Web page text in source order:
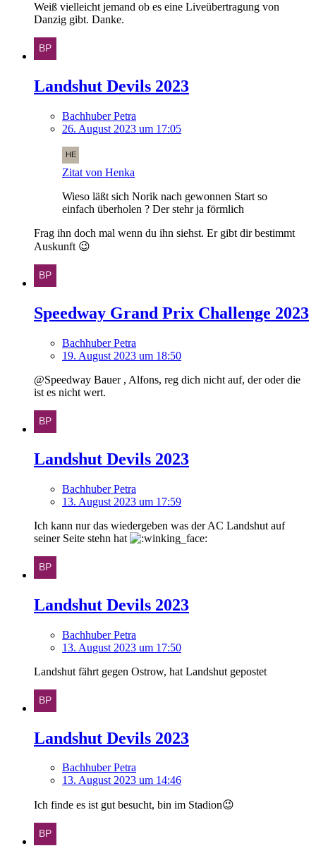
Weiß vielleicht jemand ob es eine Liveübertragung von
Danzig gibt. Danke.
Landshut Devils 2023
Bachhuber Petra
26. August 2023 um 17:05
Zitat von Henka
Wieso läßt sich Norik nach gewonnen Start so
einfach überholen ? Der stehr ja förmlich
Frag ihn doch mal wenn du ihn siehst. Er gibt dir bestimmt
Auskunft 😉
Speedway Grand Prix Challenge 2023
Bachhuber Petra
19. August 2023 um 18:50
@Speedway Bauer , Alfons, reg dich nicht auf, der oder die
ist es nicht wert.
Landshut Devils 2023
Bachhuber Petra
13. August 2023 um 17:59
Ich kann nur das wiedergeben was der AC Landshut auf
seiner Seite stehn hat
Landshut Devils 2023
Bachhuber Petra
13. August 2023 um 17:50
Landshut fährt gegen Ostrow, hat Landshut gepostet
Landshut Devils 2023
Bachhuber Petra
13. August 2023 um 14:46
Ich finde es ist gut besucht, bin im Stadion😉